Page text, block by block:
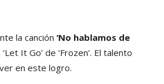
la canción ‘No hablamos de
It Go’ de ‘Frozen’. El talento
en este logro.